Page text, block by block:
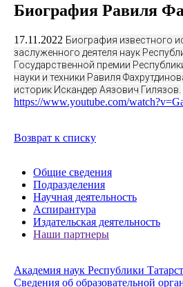
Биография Равиля
17.11.2022 Биография известного
заслуженного деятеля наук
Государственной премии
науки и техники Равиля
историк Искандер Аязович Гилязов.
https://www.youtube.com/
Возврат к списку
Общие сведения
Подразделения
Научная деятельность
Аспирантура
Издательская деятельность
Наши партнеры
Академия наук Республики
Сведения об образовательной